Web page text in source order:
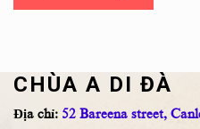
CHÙA A DI ĐÀ
Địa chỉ: 52 Bareena street,